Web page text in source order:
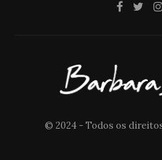
© 2024 - Todos os